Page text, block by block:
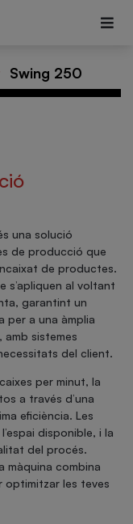
Swing 250
una solució
de producció que
de productes.
s’apliquen al voltant
garantint un
per a una àmplia
sistemes
del client.
per minut, la
a través d’una
eficiència. Les
disponible, i la
del procés.
màquina combina
optimitzar les teves